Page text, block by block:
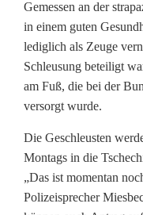
n
W
a
i
d
h
a
Gemessen an der
in einem guten
lediglich als Zeuge
Schleusung beteiligt
am Fuß, die bei der
versorgt wurde.
Die Geschleusten
Montags in die
„Das ist momentan
Polizeisprecher